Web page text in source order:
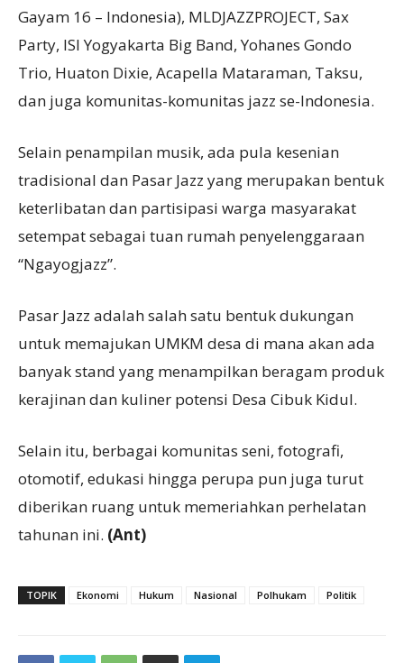
Gayam 16 – Indonesia), MLDJAZZPROJECT, Sax
Party, ISI Yogyakarta Big Band, Yohanes Gondo
Trio, Huaton Dixie, Acapella Mataraman, Taksu,
dan juga komunitas-komunitas jazz se-Indonesia.
Selain penampilan musik, ada pula kesenian
tradisional dan Pasar Jazz yang merupakan bentuk
keterlibatan dan partisipasi warga masyarakat
setempat sebagai tuan rumah penyelenggaraan
“Ngayogjazz”.
Pasar Jazz adalah salah satu bentuk dukungan
untuk memajukan UMKM desa di mana akan ada
banyak stand yang menampilkan beragam produk
kerajinan dan kuliner potensi Desa Cibuk Kidul.
Selain itu, berbagai komunitas seni, fotografi,
otomotif, edukasi hingga perupa pun juga turut
diberikan ruang untuk memeriahkan perhelatan
tahunan ini. (Ant)
TOPIK Ekonomi Hukum Nasional Polhukam Politik